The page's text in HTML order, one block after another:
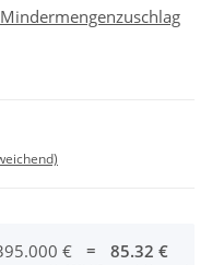
Mindermengenzuschlag
€ = 85.32 €